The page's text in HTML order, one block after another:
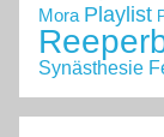
Mora Playlist
Synästhesie